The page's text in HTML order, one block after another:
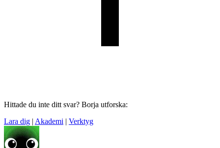
Hittade du inte ditt svar? Borja utforska:
Lara dig | Akademi | Verktyg